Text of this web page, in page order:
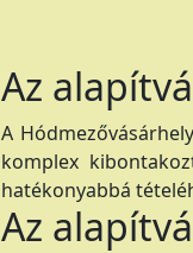
Az
A
komplex
hatékonyabbá
Az